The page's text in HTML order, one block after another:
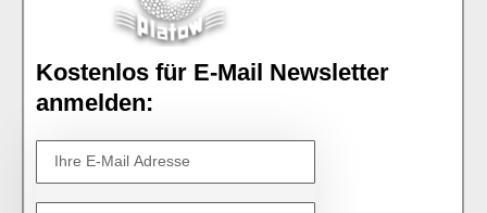
Kostenlos für E-Mail Newsletter
anmelden: